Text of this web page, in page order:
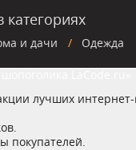
и дачи Одежда
лучших
покупателей.